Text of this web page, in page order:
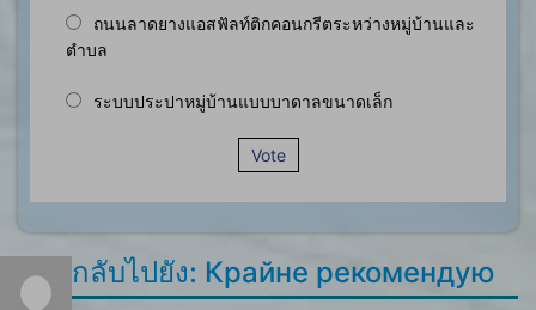
ถนนลาดยางแอสฟัลท์ติกคอนกรีตระหว่างหมู่บ้านและ
ตำบล
ระบบประปาหมู่บ้านแบบบาดาลขนาดเล็ก
Vote
ตอบกลับไปยัง: Крайне рекомендую